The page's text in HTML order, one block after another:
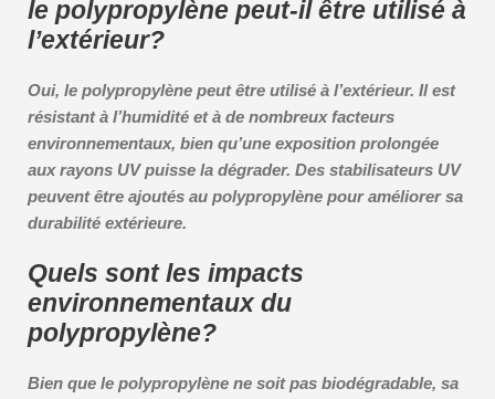
le polypropylène peut-il être utilisé à
l’extérieur?
Oui, le polypropylène peut être utilisé à l’extérieur. Il est
résistant à l’humidité et à de nombreux facteurs
environnementaux, bien qu’une exposition prolongée
aux rayons UV puisse la dégrader. Des stabilisateurs UV
peuvent être ajoutés au polypropylène pour améliorer sa
durabilité extérieure.
Quels sont les impacts
environnementaux du
polypropylène?
Bien que le polypropylène ne soit pas biodégradable, sa